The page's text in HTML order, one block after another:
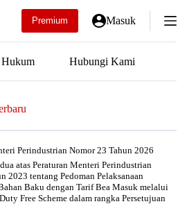
Premium Masuk
Hubungi Kami
Perindustrian Nomor 23 Tahun 2026
atas Peraturan Menteri Perindustrian
2023 tentang Pedoman Pelaksanaan
Baku dengan Tarif Bea Masuk melalui
Free Scheme dalam rangka Persetujuan